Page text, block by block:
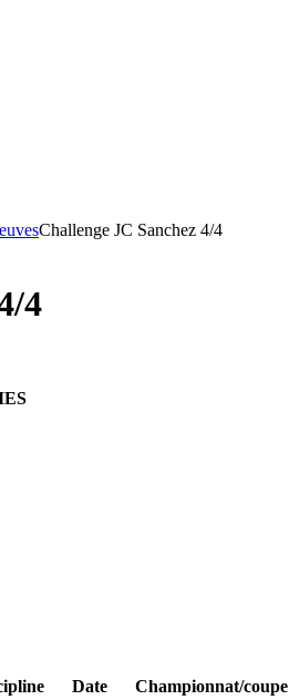
Challenge JC Sanchez 4/4
4
Date
Championnat/coupe